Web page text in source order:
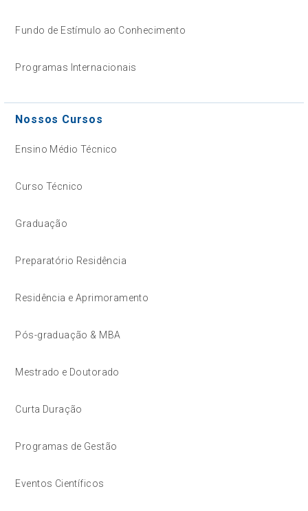
Fundo de Estímulo ao Conhecimento
Programas Internacionais
Nossos Cursos
Ensino Médio Técnico
Curso Técnico
Graduação
Preparatório Residência
Residência e Aprimoramento
Pós-graduação & MBA
Mestrado e Doutorado
Curta Duração
Programas de Gestão
Eventos Científicos